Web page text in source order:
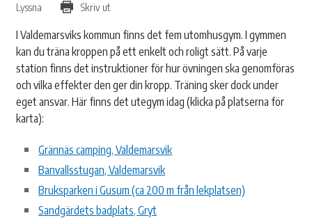
Lyssna Skriv ut
I Valdemarsviks kommun finns det fem utomhusgym. I gymmen
kan du träna kroppen på ett enkelt och roligt sätt. På varje
station finns det instruktioner för hur övningen ska genomföras
och vilka effekter den ger din kropp. Träning sker dock under
eget ansvar. Här finns det utegym idag (klicka på platserna för
karta):
Grännäs camping, Valdemarsvik
Banvallsstugan, Valdemarsvik
Bruksparken i Gusum (ca 200 m från lekplatsen)
Sandgärdets badplats, Gryt